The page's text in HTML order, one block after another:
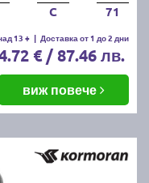
C 71
13 + | Доставка от 1 до 2 дни
€ / 87.46 лв.
виж повече